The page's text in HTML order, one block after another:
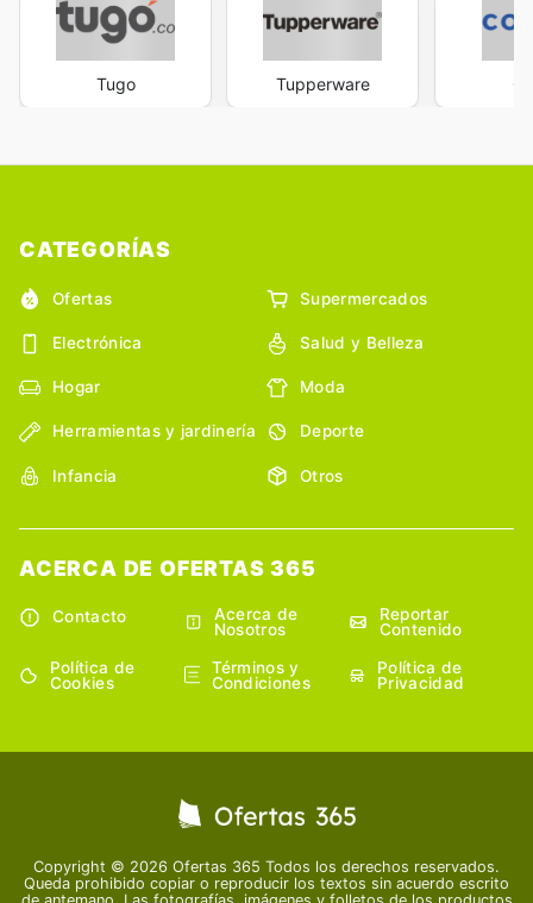
Tugo Tupperware
CATEGORÍAS
Ofertas Supermercados
Electrónica Salud y Belleza
Hogar Moda
Herramientas y jardinería Deporte
Infancia Otros
ACERCA DE OFERTAS 365
Contacto
Acerca de
Nosotros
Reportar
Contenido
Política de
Cookies
Términos y
Condiciones
Política de
Privacidad
Copyright © 2026 Ofertas 365 Todos los derechos reservados.
Queda prohibido copiar o reproducir los textos sin acuerdo escrito